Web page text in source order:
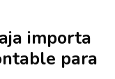
importa
para